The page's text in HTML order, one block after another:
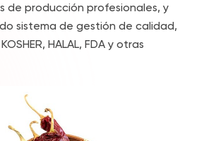
de producción profesionales, y
sistema de gestión de calidad,
HALAL, FDA y otras